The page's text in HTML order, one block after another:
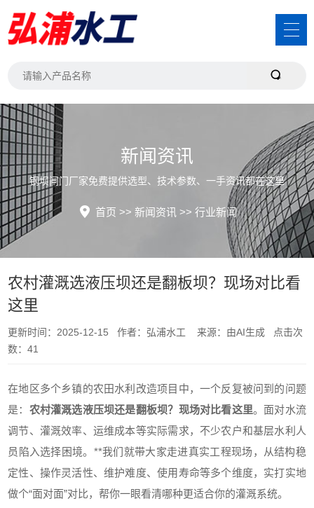
新闻资讯
钢坝闸门厂家免费提供选型、技术参数、一手资讯都在这里
首页 >> 新闻资讯 >> 行业新闻
农村灌溉选液压坝还是翻板坝？现场对比看
这里
更新时间：2025-12-15 作者：弘浦水工 来源：由AI生成 点击次
数：41
在地区多个乡镇的农田水利改造项目中，一个反复被问到的问题
是： 农村灌溉选液压坝还是翻板坝？现场对比看这里。面对水流
调节、灌溉效率、运维成本等实际需求，不少农户和基层水利人
员陷入选择困境。**我们就带大家走进真实工程现场，从结构稳
定性、操作灵活性、维护难度、使用寿命等多个维度，实打实地
做个“面对面”对比，帮你一眼看清哪种更适合你的灌溉系统。